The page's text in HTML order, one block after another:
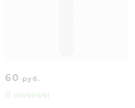
60 руб.
В наличии